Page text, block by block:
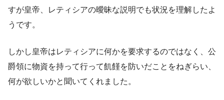
すが皇帝、レティシアの曖昧な説明でも状況を理解したよ
うです。
しかし皇帝はレティシアに何かを要求するのではなく、公
爵領に物資を持って行って飢饉を防いだことをねぎらい、
何が欲しいかと聞いてくれました。